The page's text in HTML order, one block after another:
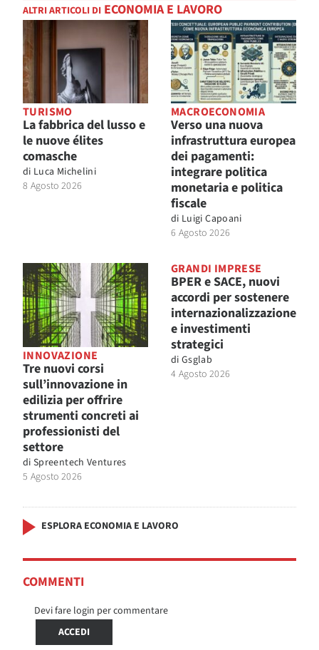
ALTRI ARTICOLI DI ECONOMIA E LAVORO
TURISMO
La fabbrica del lusso e
le nuove élites
comasche
di Luca Michelini
8 Agosto 2026
MACROECONOMIA
Verso una nuova
infrastruttura europea
dei pagamenti:
integrare politica
monetaria e politica
fiscale
di Luigi Capoani
6 Agosto 2026
INNOVAZIONE
Tre nuovi corsi
sull’innovazione in
edilizia per offrire
strumenti concreti ai
professionisti del
settore
di Spreentech Ventures
5 Agosto 2026
GRANDI IMPRESE
BPER e SACE, nuovi
accordi per sostenere
internazionalizzazione
e investimenti
strategici
di Gsglab
4 Agosto 2026
ESPLORA ECONOMIA E LAVORO
COMMENTI
Devi fare login per commentare
ACCEDI